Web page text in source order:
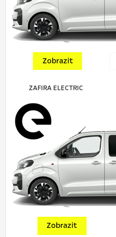
Zobrazit
ZAFIRA ELECTRIC
Zobrazit